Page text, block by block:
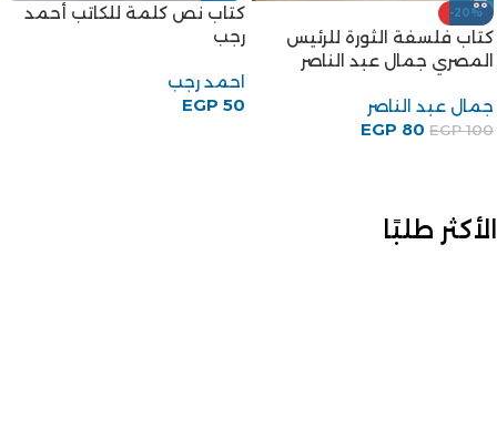
-20%
كتاب فلسفة الثورة للرئيس
المصري جمال عبد الناصر
جمال عبد الناصر
EGP100
EGP 80
كتاب نص كلمة للكاتب أحمد
رجب
احمد رجب
EGP 50
الأكثر طلبًا